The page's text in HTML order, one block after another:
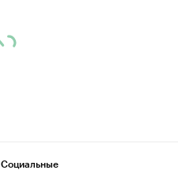
Социальные